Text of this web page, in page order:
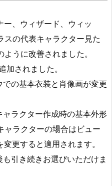
、ウィザード、ウィッ
スの代表キャラクター見た
うに改善されました。
加されました。
の基本衣装と肖像画が変更
ラクター作成時の基本外形
ャラクターの場合はビュー
更すると適用されます。
引き続きお選びいただけま